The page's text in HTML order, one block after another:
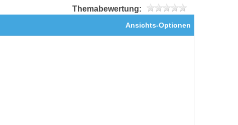
Themabewertung:
Ansichts-Optionen